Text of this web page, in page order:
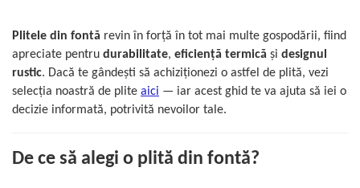
Coșuri de fum din beton
Coșuri de fum din inox
Coșuri de fum din otel
DIVERSE
Baterii și accesorii
Plitele din fontă revin în forță în tot mai multe gospodării, fiind
apreciate pentru durabilitate, eficiență termică și designul
rustic. Dacă te gândești să achiziționezi o astfel de plită, vezi
selecția noastră de plite aici — iar acest ghid te va ajuta să iei o
decizie informată, potrivită nevoilor tale.
De ce să alegi o plită din fontă?